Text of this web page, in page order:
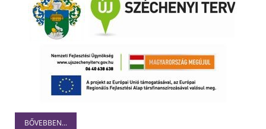
BŐVEBBEN...